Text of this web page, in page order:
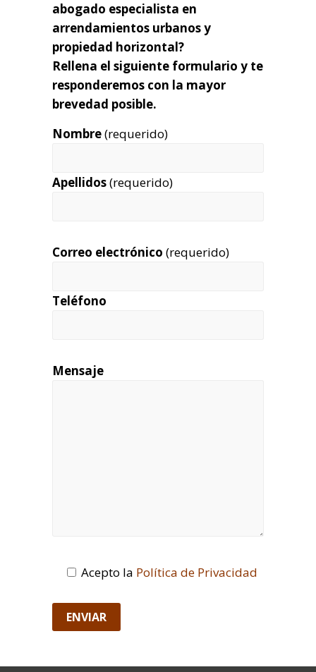
abogado especialista en
arrendamientos urbanos y
propiedad horizontal?
Rellena el siguiente formulario y te
responderemos con la mayor
brevedad posible.
Nombre(requerido)
Apellidos(requerido)
Correo electrónico (requerido)
Teléfono
Mensaje
Acepto la Política de Privacidad